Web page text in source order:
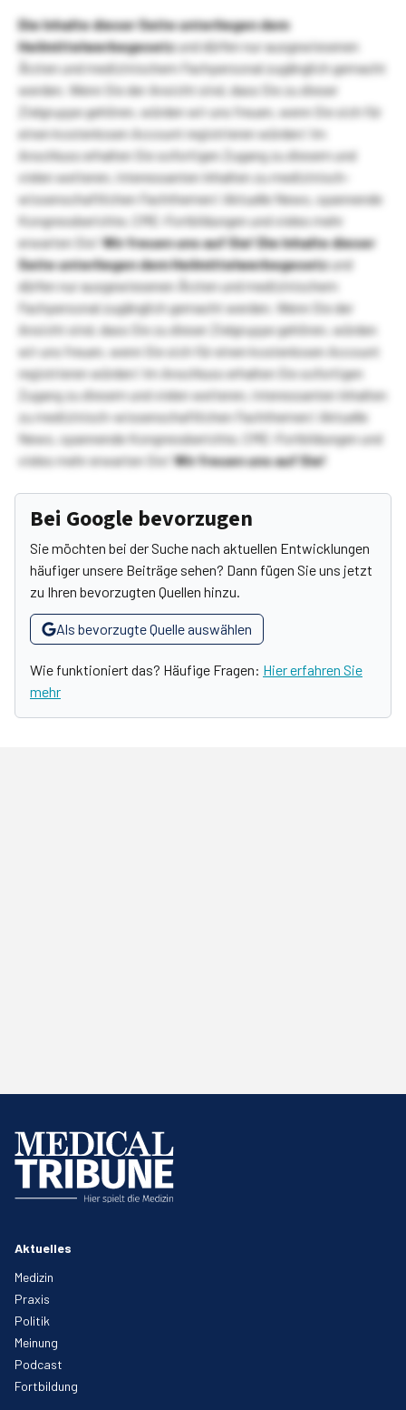
Die Inhalte dieser Seite unterliegen dem
Heilmittelwerbegesetzund dürfen nur ausgewiesenen
Ärzten und medizinischem Fachpersonal zugänglich gemacht
werden. Wenn Sie der Ansicht sind, dass Sie zu dieser
Zielgruppe gehören, würden wir uns freuen, wenn Sie sich für
einen kostenlosen Account registrieren würden! Im
Anschluss erhalten Sie sofortigen Zugang zu diesem und
vielen weiteren, interessanten Inhalten zu medizinisch-
wissenschaftlichen Fachthemen! Aktuelle News, spannende
Kongressberichte, CME-Fortbildungen und vieles mehr
erwarten Sie!Wir freuen uns auf Sie!Die Inhalte dieser
Seite unterliegen dem Heilmittelwerbegesetzund
dürfen nur ausgewiesenen Ärzten und medizinischem
Fachpersonal zugänglich gemacht werden. Wenn Sie der
Ansicht sind, dass Sie zu dieser Zielgruppe gehören, würden
wir uns freuen, wenn Sie sich für einen kostenlosen Account
registrieren würden! Im Anschluss erhalten Sie sofortigen
Zugang zu diesem und vielen weiteren, interessanten Inhalten
zu medizinisch-wissenschaftlichen Fachthemen! Aktuelle
News, spannende Kongressberichte, CME-Fortbildungen und
vieles mehr erwarten Sie!Wir freuen uns auf Sie!
Bei Google bevorzugen
Sie möchten bei der Suche nach aktuellen Entwicklungen
häufiger unsere Beiträge sehen? Dann fügen Sie uns jetzt
zu Ihren bevorzugten Quellen hinzu.
Als bevorzugte Quelle auswählen
Wie funktioniert das? Häufige Fragen: Hier erfahren Sie
mehr
Aktuelles
Medizin
Praxis
Politik
Meinung
Podcast
Fortbildung